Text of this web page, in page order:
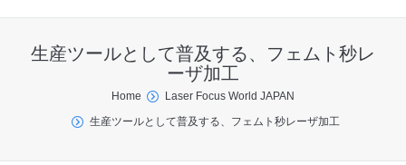
ピックアップ
生産ツールとして普及する、フェムト秒レ
ーザ加工
You are here:Home
Laser Focus World JAPAN
生産ツールとして普及する、フェムト秒レーザ加工